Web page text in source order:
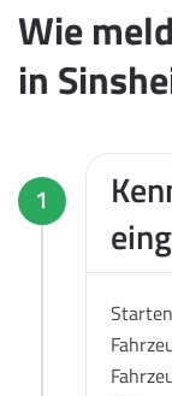
Wie
in
1